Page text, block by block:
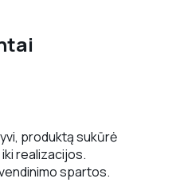
produktą sukūrė
realizacijos.
spartos.